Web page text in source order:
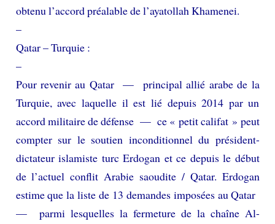
obtenu l’accord préalable de l’ayatollah Khamenei.
–
Qatar – Turquie :
–
Pour revenir au Qatar — principal allié arabe de la
Turquie, avec laquelle il est lié depuis 2014 par un
accord militaire de défense — ce « petit califat » peut
compter sur le soutien inconditionnel du président-
dictateur islamiste turc Erdogan et ce depuis le début
de l’actuel conflit Arabie saoudite / Qatar. Erdogan
estime que la liste de 13 demandes imposées au Qatar
— parmi lesquelles la fermeture de la chaîne Al-